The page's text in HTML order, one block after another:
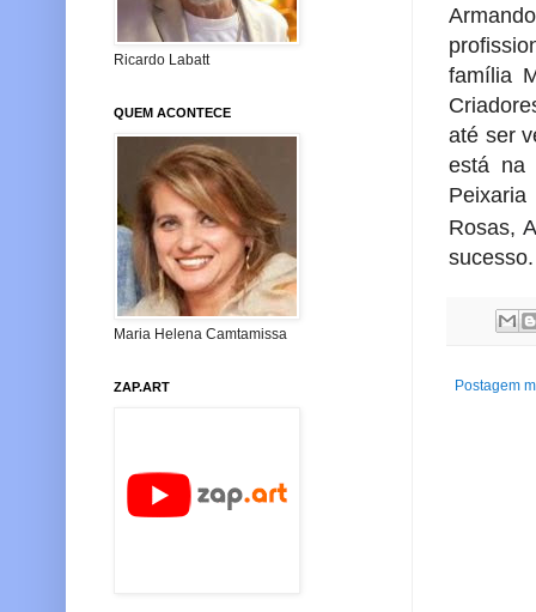
família
até ser
está na
Rosas,
Postagem
Ricardo Labatt
QUEM ACONTECE
Maria Helena Camtamissa
ZAP.ART